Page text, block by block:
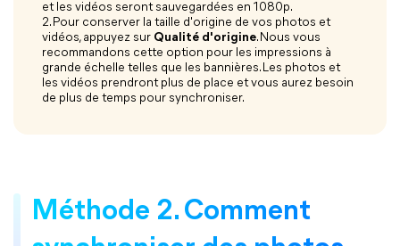
et les vidéos seront sauvegardées en 1080p.
2. Pour conserver la taille d'origine de vos photos et
vidéos, appuyez sur Qualité d'origine. Nous vous
recommandons cette option pour les impressions à
grande échelle telles que les bannières. Les photos et
les vidéos prendront plus de place et vous aurez besoin
de plus de temps pour synchroniser.
Méthode 2. Comment